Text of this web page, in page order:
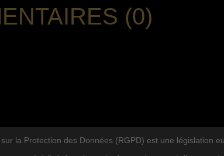
(0)
la Protection des Données (RGPD) est une législation